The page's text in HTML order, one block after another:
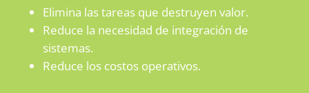
Elimina las tareas que destruyen valor.
Reduce la necesidad de integración de
sistemas.
Reduce los costos operativos.